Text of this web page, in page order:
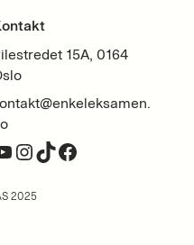
15A, 0164
InstagramTikTok Facebook
2025